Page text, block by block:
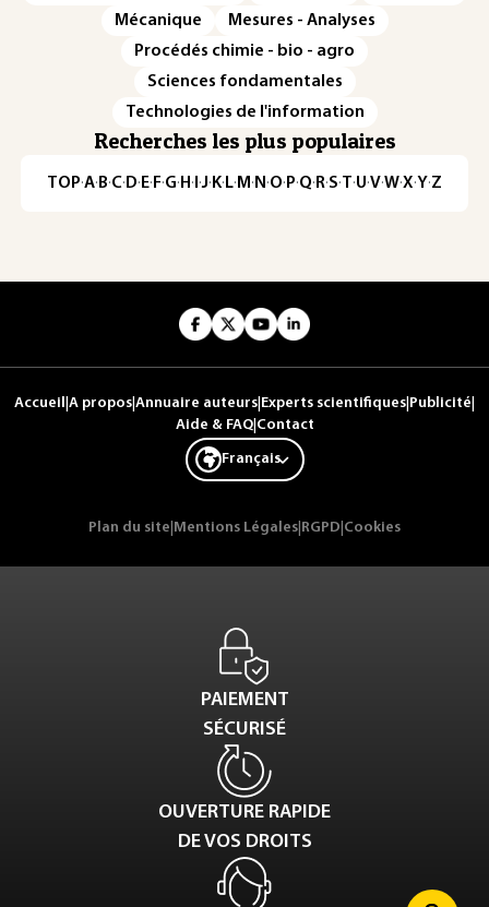
Mécanique
Mesures - Analyses
Procédés chimie - bio - agro
Sciences fondamentales
Technologies de l'information
Recherches les plus populaires
TOP·A·B·C· D· E· F·G· H · ·J· K· L· M · N ·O· P·Q· R·S·T·U·V·W·X·Y·Z
Accueil A propos Annuaire auteurs Experts scientifiques Publicité
Aide & FAQ| Contact
Français
Plan du site Mentions Légales RGPD Cookies
PAIEMENT
SÉCURISÉ
OUVERTURE RAPIDE
DE VOS DROITS